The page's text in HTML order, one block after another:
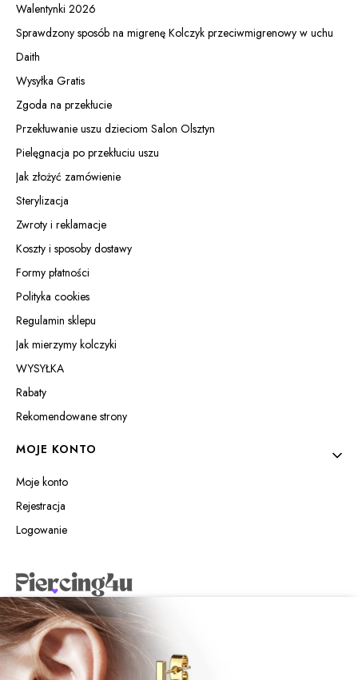
Walentynki 2026
Sprawdzony sposób na migrenę Kolczyk przeciwmigrenowy w uchu
Daith
Wysyłka Gratis
Zgoda na przekłucie
Przekłuwanie uszu dzieciom Salon Olsztyn
Pielęgnacja po przekłuciu uszu
Jak złożyć zamówienie
Sterylizacja
Zwroty i reklamacje
Koszty i sposoby dostawy
Formy płatności
Polityka cookies
Regulamin sklepu
Jak mierzymy kolczyki
WYSYŁKA
Rabaty
Rekomendowane strony
MOJE KONTO
Moje konto
Rejestracja
Logowanie
Piercing4u Izabela Jaworowska
Wilczyńskiego 25e/21
10-691 Olsztyn